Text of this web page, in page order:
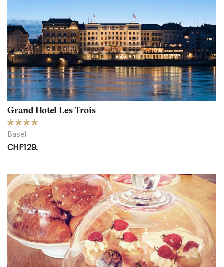
Grand Hotel Les Trois
Basel
CHF129.